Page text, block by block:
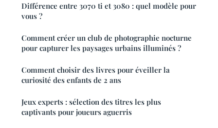
Différence entre 3070 ti et 3080 : quel modèle pour
vous ?
Comment créer un club de photographie nocturne
pour capturer les paysages urbains illuminés ?
Comment choisir des livres pour éveiller la
curiosité des enfants de 2 ans
Jeux experts : sélection des titres les plus
captivants pour joueurs aguerris